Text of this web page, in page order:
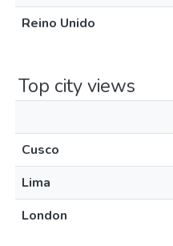
Reino Unido
Top city views
Cusco
Lima
London